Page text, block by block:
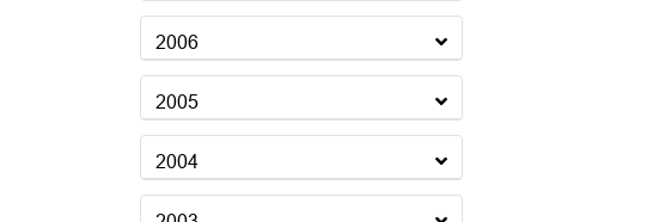
2006
2005
2004